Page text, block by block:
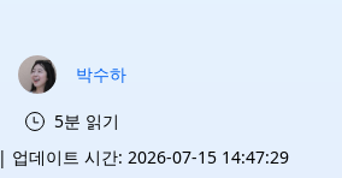
박수하
5분 읽기
| 업데이트 시간: 2026-07-15 14:47:29